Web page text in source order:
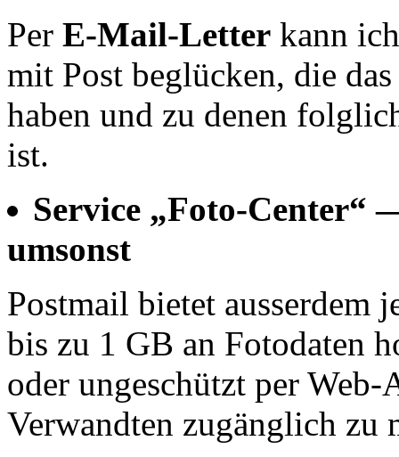
Per E-Mail-Letter kann
mit Post beglücken, die
haben und zu denen
ist.
Service „Foto-Center“
umsonst
Postmail bietet ausserdem
bis zu 1 GB an Fotodaten
oder ungeschützt per Web-
Verwandten zugänglich zu